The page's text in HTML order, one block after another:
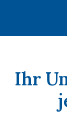
Ihr